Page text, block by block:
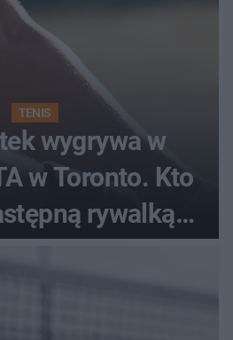
TENIS
wygrywa w
w Toronto. Kto
rywalką